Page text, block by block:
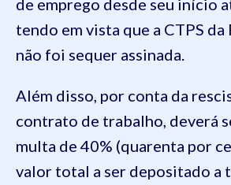
tendo em vista que a CTPS da
não foi sequer assinada.
Além disso, por conta da
contrato de trabalho, deverá
multa de 40% (quarenta por
valor total a ser depositado a